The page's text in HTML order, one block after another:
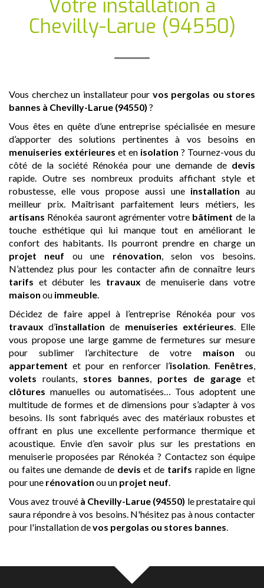
Votre installation à
Chevilly-Larue (94550)
Vous cherchez un installateur pour vos pergolas ou stores
bannes à Chevilly-Larue (94550) ?
Vous êtes en quête d’une entreprise spécialisée en mesure
d’apporter des solutions pertinentes à vos besoins en
menuiseries extérieures et en isolation ? Tournez-vous du
côté de la société Rénokéa pour une demande de devis
rapide. Outre ses nombreux produits affichant style et
robustesse, elle vous propose aussi une installation au
meilleur prix. Maîtrisant parfaitement leurs métiers, les
artisans Rénokéa sauront agrémenter votre bâtiment de la
touche esthétique qui lui manque tout en améliorant le
confort des habitants. Ils pourront prendre en charge un
projet neuf ou une rénovation, selon vos besoins.
N’attendez plus pour les contacter afin de connaître leurs
tarifs et débuter les travaux de menuiserie dans votre
maison ou immeuble.
Décidez de faire appel à l’entreprise Rénokéa pour vos
travaux d’installation de menuiseries extérieures. Elle
vous propose une large gamme de fermetures sur mesure
pour sublimer l’architecture de votre maison ou
appartement et pour en renforcer l’isolation. Fenêtres,
volets roulants, stores bannes, portes de garage et
clôtures manuelles ou automatisées… Tous adoptent une
multitude de formes et de dimensions pour s’adapter à vos
besoins. Ils sont fabriqués avec des matériaux robustes et
offrant en plus une excellente performance thermique et
acoustique. Envie d’en savoir plus sur les prestations en
menuiserie proposées par Rénokéa ? Contactez son équipe
ou faites une demande de devis et de tarifs rapide en ligne
pour une rénovation ou un projet neuf.
Vous avez trouvé à Chevilly-Larue (94550) le prestataire qui
saura répondre à vos besoins. N'hésitez pas à nous contacter
pour l'installation devos pergolas ou stores bannes.